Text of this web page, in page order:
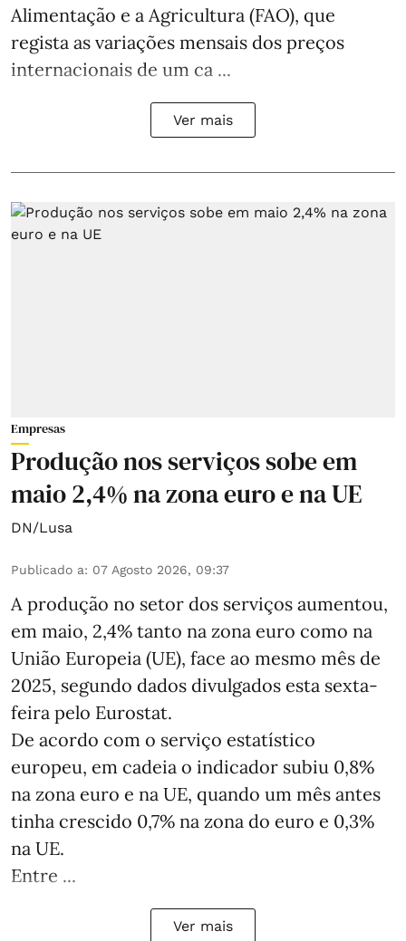
Alimentação e a Agricultura (FAO), que
regista as variações mensais dos preços
internacionais de um ca ...
Ver mais
Empresas
Produção nos serviços sobe em
maio 2,4% na zona euro e na UE
DN/Lusa
Publicado a: 07 Agosto 2026, 09:37
A produção no setor dos serviços aumentou,
em maio, 2,4% tanto na zona euro como na
União Europeia (UE), face ao mesmo mês de
2025, segundo dados divulgados esta sexta-
feira pelo Eurostat.
De acordo com o serviço estatístico
europeu, em cadeia o indicador subiu 0,8%
na zona euro e na UE, quando um mês antes
tinha crescido 0,7% na zona do euro e 0,3%
na UE.
Entre ...
Ver mais